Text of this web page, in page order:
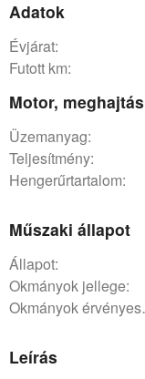
Adatok
évjárat:
futott km:
Motor, meghajtás
üzemanyag:
teljesítmény:
hengerűrtartalom:
Műszaki állapot
állapot:
okmányok jellege:
okmányok érvényessége:
Leírás